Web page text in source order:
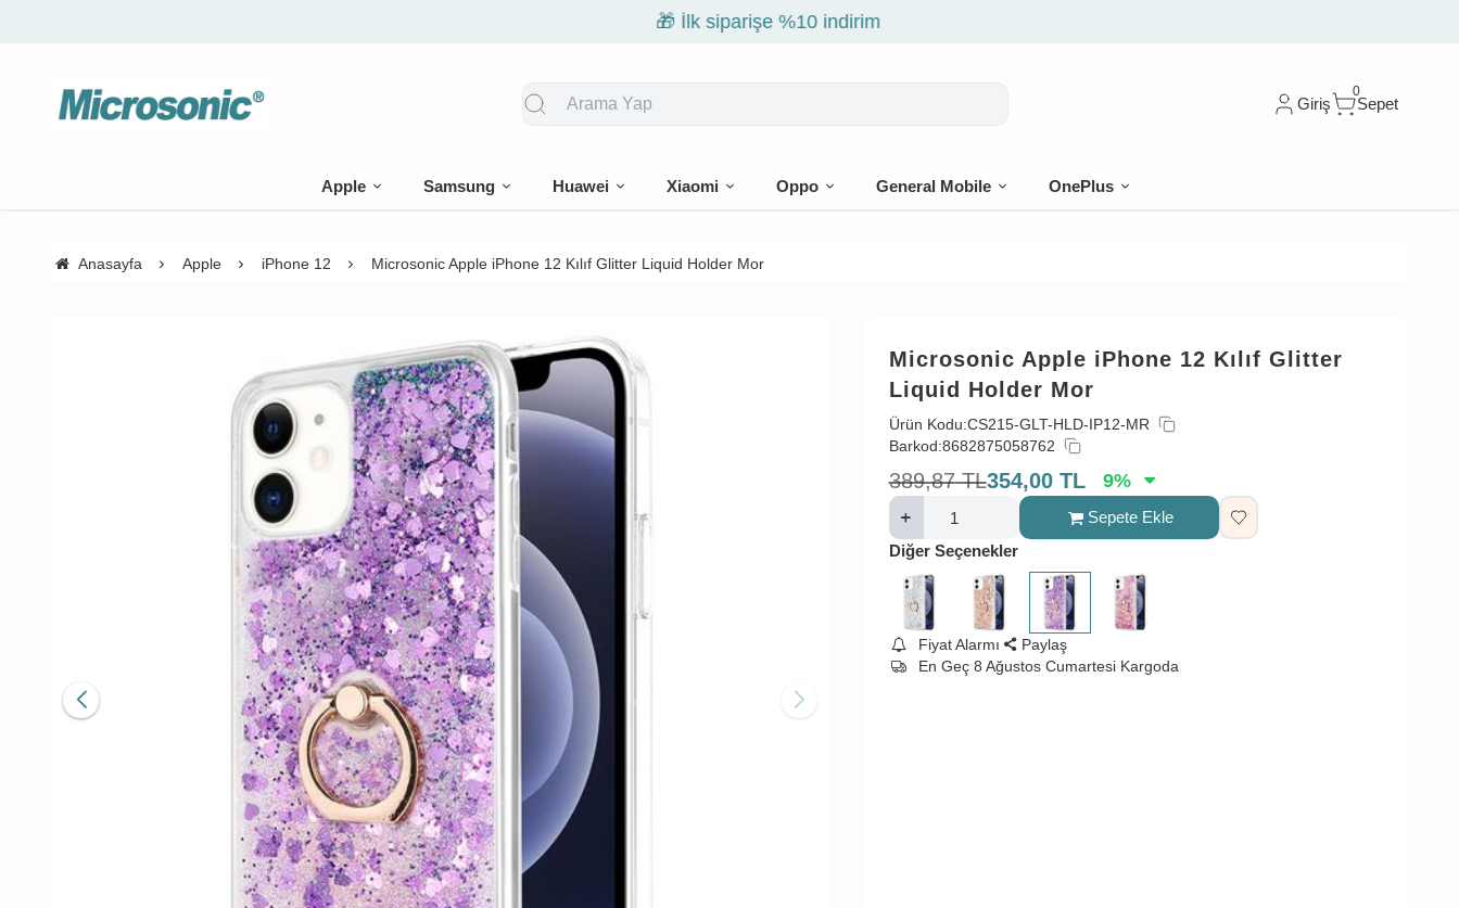
🎁 İlk siparişe %10 indirim
Giriş
0
Sepet
Apple Samsung Huawei Xiaomi Oppo General Mobile OnePlus
Anasayfa Apple iPhone 12 Microsonic Apple iPhone 12 Kılıf Glitter Liquid Holder Mor
Microsonic Apple iPhone 12 Kılıf Glitter
Liquid Holder Mor
Ürün Kodu:CS215-GLT-HLD-IP12-MR
Barkod:8682875058762
389,87 TL354,00 TL 9%
Sepete Ekle
Diğer Seçenekler
Fiyat Alarmı
Paylaş
En Geç 8 Ağustos Cumartesi Kargoda